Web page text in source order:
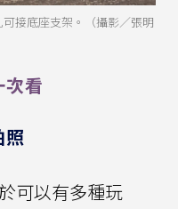
接底座支架。（攝影／張明
看
可以有多種玩